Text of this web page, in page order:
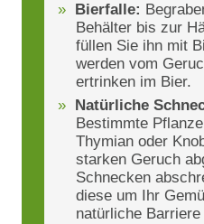
Bierfalle:
Behälter bis zur
füllen Sie ihn mit
werden vom
ertrinken im Bier.
Natürliche
Bestimmte
Thymian oder
starken Geruch
Schnecken
diese um Ihr
natürliche